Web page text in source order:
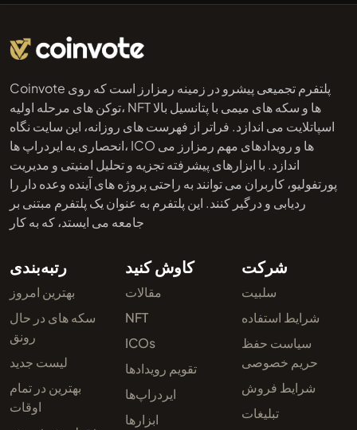
Coinvote پلتفرم تجمیعی پیشرو در زمینه رمزارز است که روی
توکن های مرحله اولیه، NFT ها و سکه های میمی با پتانسیل بالا
اسپاتلایت می اندازد. فراتر از فهرست های روزانه، این سایت نگاه
انحصاری به ایردراپ ها، ICO ها و رویدادهای مهم رمزارز می
اندازد. با ابزارهای پیشرفته تجزیه و تحلیل امنیتی و مدیریت
پورتفولیو، کاربران می توانند به راحتی پروژه های آینده وعده دار را
ردیابی و درگیر کنند. این پلتفرم به عنوان یک پلتفرم مبتنی بر
جامعه می ایستد، که به کار
رتبه‌بندی
بهترین امروز
سکه های در حال
رونق
لیست جدید
بهترین در تمام
اوقات
کاوش کنید
مقالات
NFT
ICOs
تقویم رویدادها
ایردراپ‌ها
ابزارها
شرکت
سلبیت
شرایط استفاده
سیاست حفظ
حریم خصوصی
شرایط فروش
تبلیغات